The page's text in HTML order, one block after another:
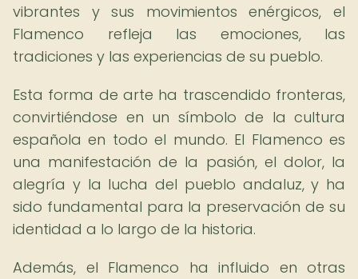
vibrantes y sus movimientos enérgicos, el
Flamenco refleja las emociones, las
tradiciones y las experiencias de su pueblo.
Esta forma de arte ha trascendido fronteras,
convirtiéndose en un símbolo de la cultura
española en todo el mundo. El Flamenco es
una manifestación de la pasión, el dolor, la
alegría y la lucha del pueblo andaluz, y ha
sido fundamental para la preservación de su
identidad a lo largo de la historia.
Además, el Flamenco ha influido en otras